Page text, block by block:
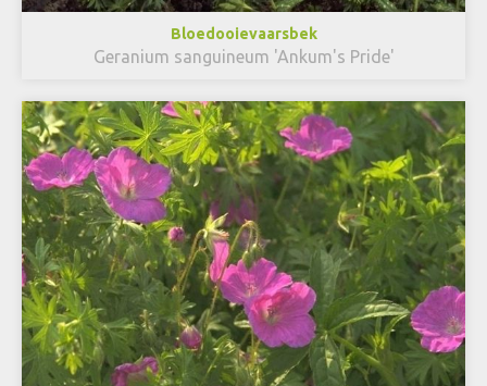
Bloedooievaarsbek
Geranium sanguineum 'Ankum's Pride'